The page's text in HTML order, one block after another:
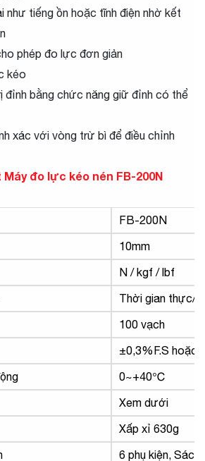
như tiếng ồn hoặc tĩnh điện nhờ kết
phép đo lực đơn giản
kéo
đỉnh bằng chức năng giữ đỉnh có thể
xác với vòng trừ bì để điều chỉnh
đo lực kéo nén FB-200N
FB-200N
10mm
N / kgf / lbf
Thời gian thực/
100 vạch
±0,3%F.S hoặc
0~+40℃
Xem dưới
Xấp xỉ 630g
6 phụ kiện, Sách